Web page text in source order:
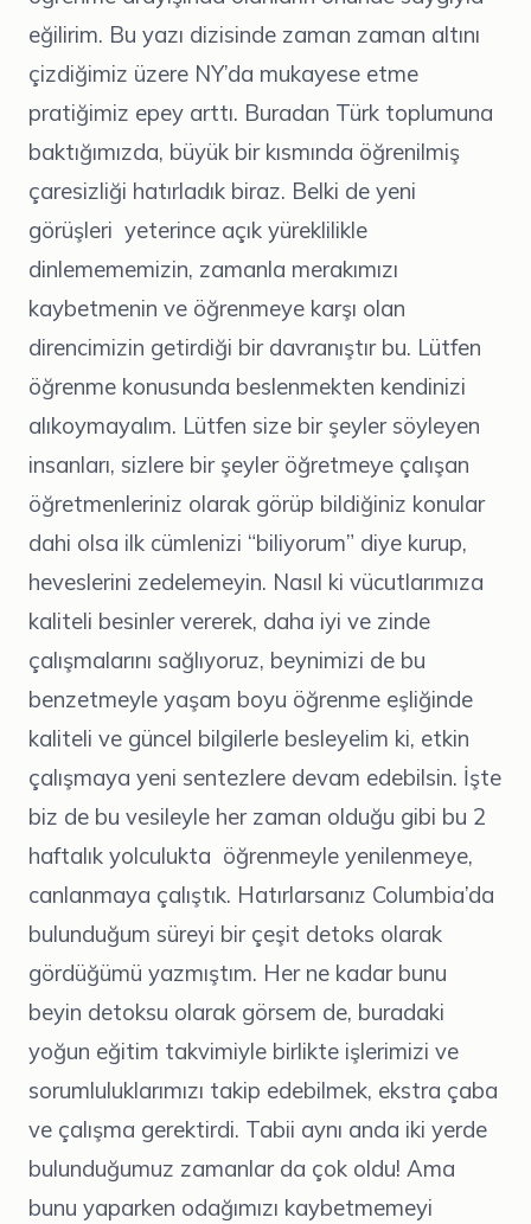
eğilirim. Bu yazı dizisinde zaman zaman altını
çizdiğimiz üzere NY’da mukayese etme
pratiğimiz epey arttı. Buradan Türk toplumuna
baktığımızda, büyük bir kısmında öğrenilmiş
çaresizliği hatırladık biraz. Belki de yeni
görüşleri yeterince açık yüreklilikle
dinlemememizin, zamanla merakımızı
kaybetmenin ve öğrenmeye karşı olan
direncimizin getirdiği bir davranıştır bu. Lütfen
öğrenme konusunda beslenmekten kendinizi
alıkoymayalım. Lütfen size bir şeyler söyleyen
insanları, sizlere bir şeyler öğretmeye çalışan
öğretmenleriniz olarak görüp bildiğiniz konular
dahi olsa ilk cümlenizi “biliyorum” diye kurup,
heveslerini zedelemeyin. Nasıl ki vücutlarımıza
kaliteli besinler vererek, daha iyi ve zinde
çalışmalarını sağlıyoruz, beynimizi de bu
benzetmeyle yaşam boyu öğrenme eşliğinde
kaliteli ve güncel bilgilerle besleyelim ki, etkin
çalışmaya yeni sentezlere devam edebilsin. İşte
biz de bu vesileyle her zaman olduğu gibi bu 2
haftalık yolculukta öğrenmeyle yenilenmeye,
canlanmaya çalıştık. Hatırlarsanız Columbia’da
bulunduğum süreyi bir çeşit detoks olarak
gördüğümü yazmıştım. Her ne kadar bunu
beyin detoksu olarak görsem de, buradaki
yoğun eğitim takvimiyle birlikte işlerimizi ve
sorumluluklarımızı takip edebilmek, ekstra çaba
ve çalışma gerektirdi. Tabii aynı anda iki yerde
bulunduğumuz zamanlar da çok oldu! Ama
bunu yaparken odağımızı kaybetmemeyi